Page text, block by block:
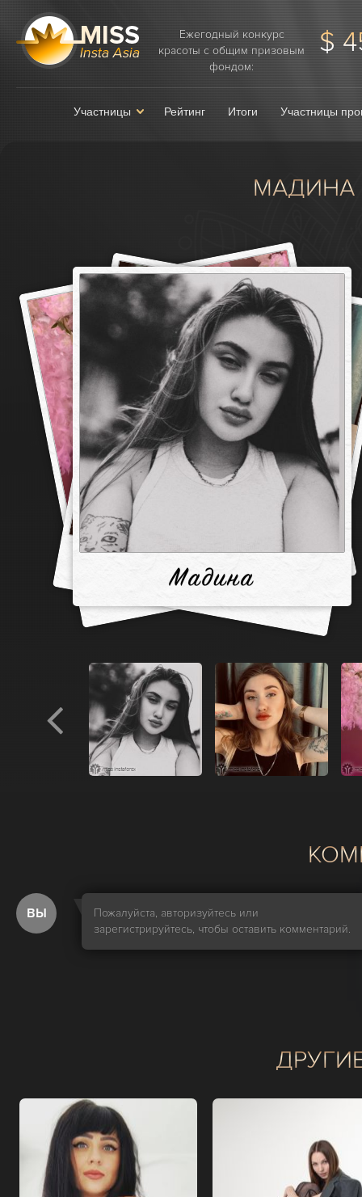
Ежегодный конкурс
красоты с общим призовым
фондом:
$
Участницы Рейтинг Итоги Участницы
МАДИНА
Мадина
ВЫ
Пожалуйста, авторизуйтесь или
зарегистрируйтесь, чтобы оставить комментарий.